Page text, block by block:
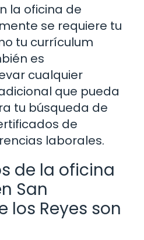
la oficina de
se requiere tu
tu currículum
es
cualquier
que pueda
tu búsqueda de
de
laborales.
de la oficina
San
los Reyes son